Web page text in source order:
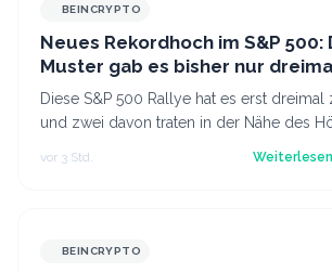
BEINCRYPTO
Neues Rekordhoch im S&P 500:
Muster gab es bisher nur
Diese S&P 500 Rallye hat es erst dreimal
und zwei davon traten in der Nähe des
vor 3 Std.
BEINCRYPTO